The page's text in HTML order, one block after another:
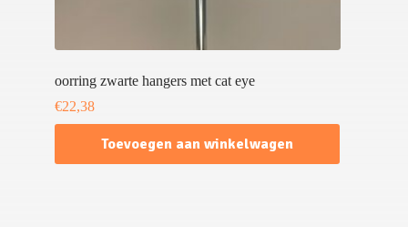
oorring zwarte hangers met cat eye
€22,38
Toevoegen aan winkelwagen